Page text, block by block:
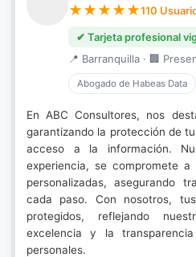
110
✔ Tarjeta profesional
📍 Barranquilla · 🏢
Abogado de Habeas Data
En ABC Consultores, nos
garantizando la protección de
acceso a la información.
experiencia, se compromete
personalizadas, asegurando
cada paso. Con nosotros,
protegidos, reflejando
excelencia y la
personales.